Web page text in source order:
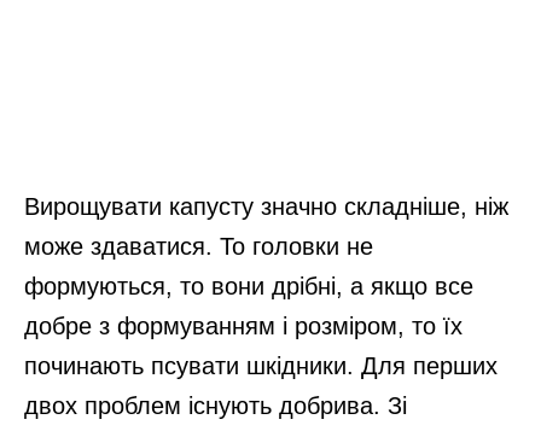
Вирощувати капусту значно складніше, ніж
може здаватися. То головки не
формуються, то вони дрібні, а якщо все
добре з формуванням і розміром, то їх
починають псувати шкідники. Для перших
двох проблем існують добрива. Зі